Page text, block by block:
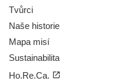
Tvůrci
Naše historie
Mapa misí
Sustainabilita
Ho.Re.Ca.